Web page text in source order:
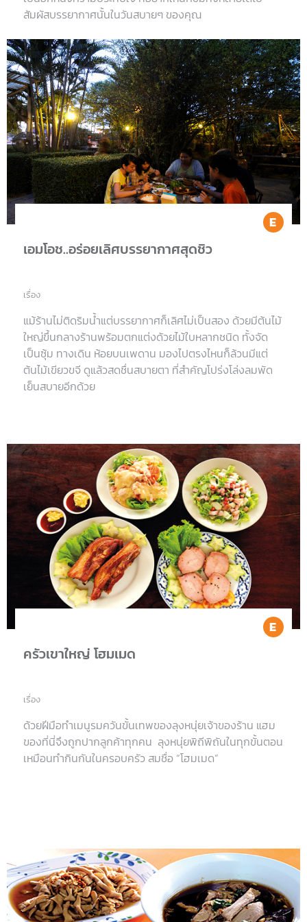
สัมผัสบรรยากาศนั้นในวันสบายๆ ของคุณ
เอมโอช..อร่อยเลิศบรรยากาศสุดชิว
เรื่อง
แม้ร้านไม่ติดริมน้ำแต่บรรยากาศก็เลิศไม่เป็นสอง ด้วยมีต้นไม้
ใหญ่ขึ้นกลางร้านพร้อมตกแต่งด้วยไม้ใบหลากชนิด ทั้งจัด
เป็นซุ้ม ทางเดิน ห้อยบนเพดาน มองไปตรงไหนก็ล้วนมีแต่
ต้นไม้เขียวขจี ดูแล้วสดชื่นสบายตา ที่สำคัญโปร่งโล่งลมพัด
เย็นสบายอีกด้วย
ครัวเขาใหญ่ โฮมเมด
เรื่อง
ด้วยฝีมือทำเมนูรมควันขั้นเทพของลุงหนุ่ยเจ้าของร้าน แฮม
ของที่นี่จึงถูกปากลูกค้าทุกคน ลุงหนุ่ยพิถีพิถันในทุกขั้นตอน
เหมือนทำกินกันในครอบครัว สมชื่อ “โฮมเมด”